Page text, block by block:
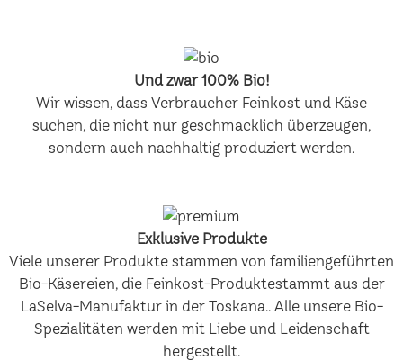
Und zwar 100% Bio!
Wir wissen, dass Verbraucher Feinkost und Käse
suchen, die nicht nur geschmacklich überzeugen,
sondern auch nachhaltig produziert werden.
Exklusive Produkte
Viele unserer Produkte stammen von familiengeführten
Bio-Käsereien, die Feinkost-Produktestammt aus der
LaSelva-Manufaktur in der Toskana.. Alle unsere Bio-
Spezialitäten werden mit Liebe und Leidenschaft
hergestellt.